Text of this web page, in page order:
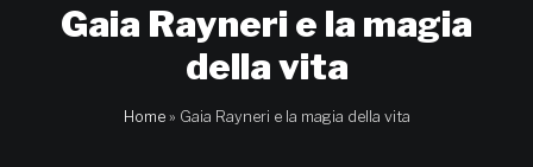
Gaia Rayneri e la magia
della vita
Home » Gaia Rayneri e la magia della vita